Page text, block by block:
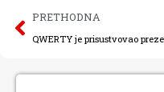
PRETHODNA